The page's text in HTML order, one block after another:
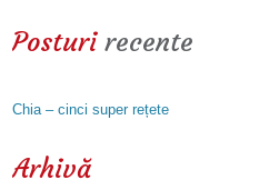
Posturirecente
Chia – cinci super rețete
Arhivă